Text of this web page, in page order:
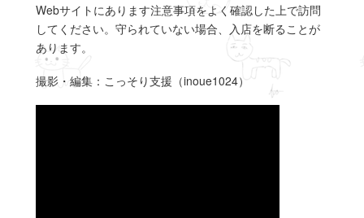
Webサイトにあります注意事項をよく確認した上で訪問
してください。守られていない場合、入店を断ることが
あります。
撮影・編集：こっそり支援（inoue1024）